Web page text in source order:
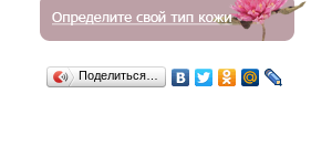
Поделиться…